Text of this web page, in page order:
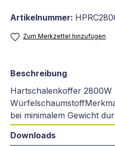
Artikelnummer:
Zum Merkzettel hinzufügen
Beschreibung
Hartschalenkoffer 2800W
bei minimalem Gewicht
Downloads